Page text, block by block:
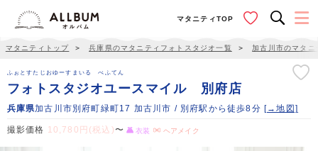
マタニティTOP
マタニティトップ ＞ 兵庫県のマタニティフォトスタジオ一覧 ＞ 加古川市のマタ
ふぉとすたじおゆーすまいる べふてん
フォトスタジオユースマイル 別府店
兵庫県加古川市別府町緑町17 加古川市 / 別府駅から徒歩8分 [→地図]
撮影価格 10,780円(税込)〜 衣装 ヘアメイク